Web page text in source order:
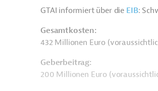
GTAI informiert über die EIB:
Gesamtkosten:
432 Millionen Euro
Geberbeitrag:
200 Millionen Euro